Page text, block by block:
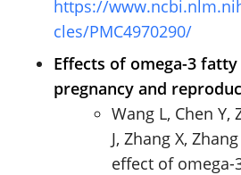
https://
cles/PMC4970290/
Effects of omega-3 fatty
pregnancy and
Wang L, Chen Y,
J, Zhang X,
effect of omega-